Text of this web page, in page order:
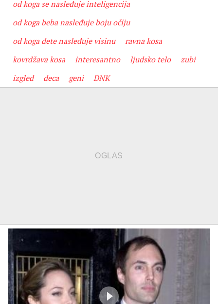
od koga se nasleđuje inteligencija
od koga beba nasleđuje boju očiju
od koga dete nasleđuje visinu
ravna kosa
kovrdžava kosa
interesantno ljudsko telo
zubi
izgled
deca geni DNK